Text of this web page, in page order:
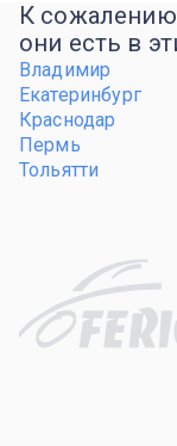
К
они есть в
Владимир
Екатеринбург
Краснодар
Пермь
Тольятти